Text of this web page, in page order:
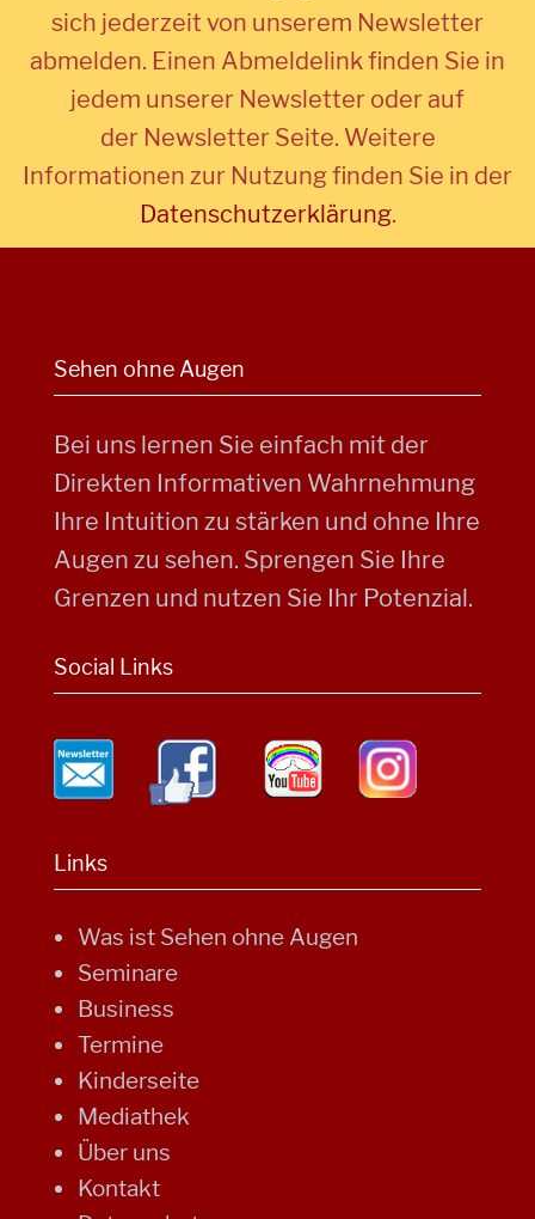
sich jederzeit von unserem Newsletter
abmelden. Einen Abmeldelink finden Sie in
jedem unserer Newsletter oder auf
der Newsletter Seite. Weitere
Informationen zur Nutzung finden Sie in der
Datenschutzerklärung.
Sehen ohne Augen
Bei uns lernen Sie einfach mit der
Direkten Informativen Wahrnehmung
Ihre Intuition zu stärken und ohne Ihre
Augen zu sehen. Sprengen Sie Ihre
Grenzen und nutzen Sie Ihr Potenzial.
Social Links
Links
Was ist Sehen ohne Augen
Seminare
Business
Termine
Kinderseite
Mediathek
Über uns
Kontakt